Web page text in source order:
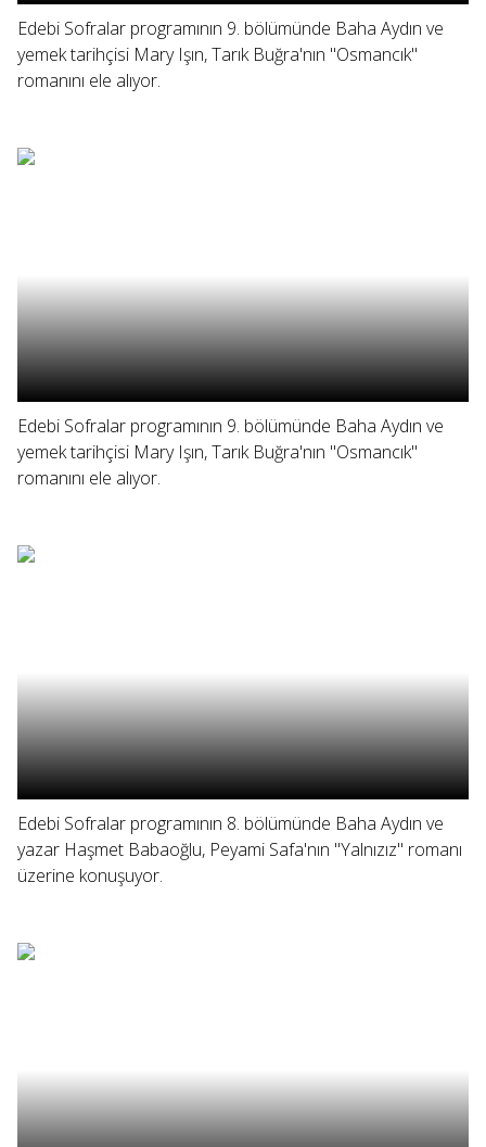
Edebi Sofralar programının 9. bölümünde Baha Aydın ve
yemek tarihçisi Mary Işın, Tarık Buğra'nın "Osmancık"
romanını ele alıyor.
Edebi Sofralar programının 9. bölümünde Baha Aydın ve
yemek tarihçisi Mary Işın, Tarık Buğra'nın "Osmancık"
romanını ele alıyor.
Edebi Sofralar programının 8. bölümünde Baha Aydın ve
yazar Haşmet Babaoğlu, Peyami Safa'nın "Yalnızız" romanı
üzerine konuşuyor.